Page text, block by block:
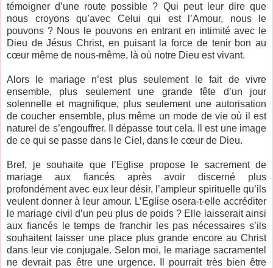
témoigner d’une route possible ? Qui peut leur dire que
nous croyons qu’avec Celui qui est l’Amour, nous le
pouvons ? Nous le pouvons en entrant en intimité avec le
Dieu de Jésus Christ, en puisant la force de tenir bon au
cœur même de nous-même, là où notre Dieu est vivant.
Alors le mariage n’est plus seulement le fait de vivre
ensemble, plus seulement une grande fête d’un jour
solennelle et magnifique, plus seulement une autorisation
de coucher ensemble, plus même un mode de vie où il est
naturel de s’engouffrer. Il dépasse tout cela. Il est une image
de ce qui se passe dans le Ciel, dans le cœur de Dieu.
Bref, je souhaite que l’Eglise propose le sacrement de
mariage aux fiancés après avoir discerné plus
profondément avec eux leur désir, l’ampleur spirituelle qu’ils
veulent donner à leur amour. L’Eglise osera-t-elle accréditer
le mariage civil d’un peu plus de poids ? Elle laisserait ainsi
aux fiancés le temps de franchir les pas nécessaires s’ils
souhaitent laisser une place plus grande encore au Christ
dans leur vie conjugale. Selon moi, le mariage sacramentel
ne devrait pas être une urgence. Il pourrait très bien être